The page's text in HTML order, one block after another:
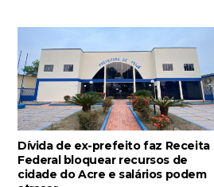
Dívida de ex-prefeito faz Receita
Federal bloquear recursos de
cidade do Acre e salários podem